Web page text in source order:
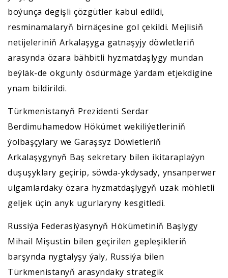
boýunça degişli çözgütler kabul edildi,
resminamalaryň birnäçesine gol çekildi. Mejlisiň
netijeleriniň Arkalaşyga gatnaşyjy döwletleriň
arasynda özara bähbitli hyzmatdaşlygy mundan
beýläk-de okgunly ösdürmäge ýardam etjekdigine
ynam bildirildi.
Türkmenistanyň Prezidenti Serdar
Berdimuhamedow Hökümet wekiliýetleriniň
ýolbaşçylary we Garaşsyz Döwletleriň
Arkalaşygynyň Baş sekretary bilen ikitaraplaýyn
duşuşyklary geçirip, söwda-ykdysady, ynsanperwer
ulgamlardaky özara hyzmatdaşlygyň uzak möhletli
geljek üçin anyk ugurlaryny kesgitledi.
Russiýa Federasiýasynyň Hökümetiniň Başlygy
Mihail Mişustin bilen geçirilen gepleşikleriň
barşynda nygtalyşy ýaly, Russiýa bilen
Türkmenistanyň arasyndaky strategik